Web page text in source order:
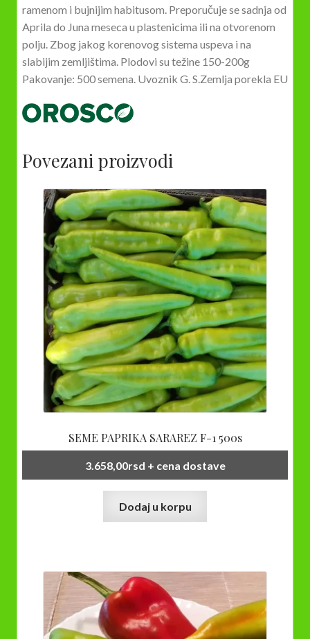
ramenom i bujnijim habitusom. Preporučuje se sadnja od
Aprila do Juna meseca u plastenicima ili na otvorenom
polju. Zbog jakog korenovog sistema uspeva i na
slabijim zemljištima. Plodovi su težine 150-200g
Pakovanje: 500 semena. Uvoznik G. S.Zemlja porekla EU
Povezani proizvodi
SEME PAPRIKA SARAREZ F-1 500s
3.658,00rsd + cena dostave
Dodaj u korpu